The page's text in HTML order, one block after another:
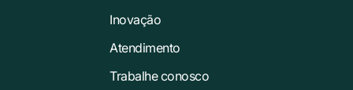
Inovação
Atendimento
Trabalhe conosco